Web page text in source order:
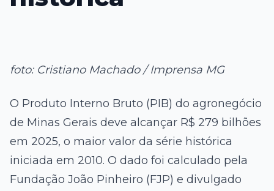
foto: Cristiano Machado / Imprensa MG
O Produto Interno Bruto (PIB) do agronegócio
de Minas Gerais deve alcançar R$ 279 bilhões
em 2025, o maior valor da série histórica
iniciada em 2010. O dado foi calculado pela
Fundação João Pinheiro (FJP) e divulgado